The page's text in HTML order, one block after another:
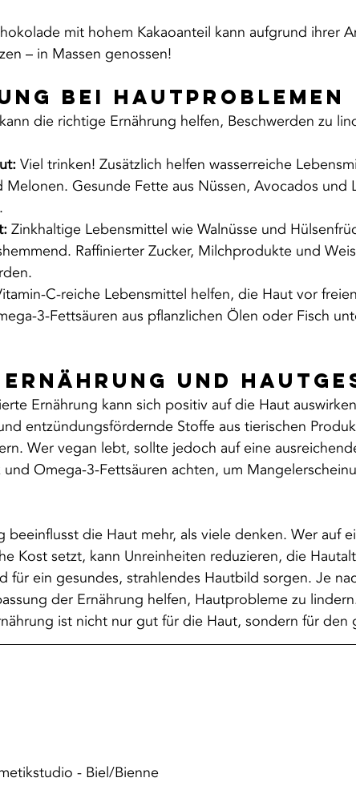
mit hohem Kakaoanteil kann aufgrund ihrer
– in Massen genossen!
bei Hautproblemen
die richtige Ernährung helfen, Beschwerden zu
Viel trinken! Zusätzlich helfen wasserreiche
Melonen. Gesunde Fette aus Nüssen, Avocados und
Zinkhaltige Lebensmittel wie Walnüsse und
Raffinierter Zucker, Milchprodukte und
C-reiche Lebensmittel helfen, die Haut vor
3-Fettsäuren aus pflanzlichen Ölen oder Fisch
Ernährung und
Ernährung kann sich positiv auf die Haut
entzündungsfördernde Stoffe aus tierischen
Wer vegan lebt, sollte jedoch auf eine
und Omega-3-Fettsäuren achten, um
beeinflusst die Haut mehr, als viele denken. Wer auf
Kost setzt, kann Unreinheiten reduzieren, die
für ein gesundes, strahlendes Hautbild sorgen. Je
der Ernährung helfen, Hautprobleme zu
ist nicht nur gut für die Haut, sondern für den
- Biel/Bienne